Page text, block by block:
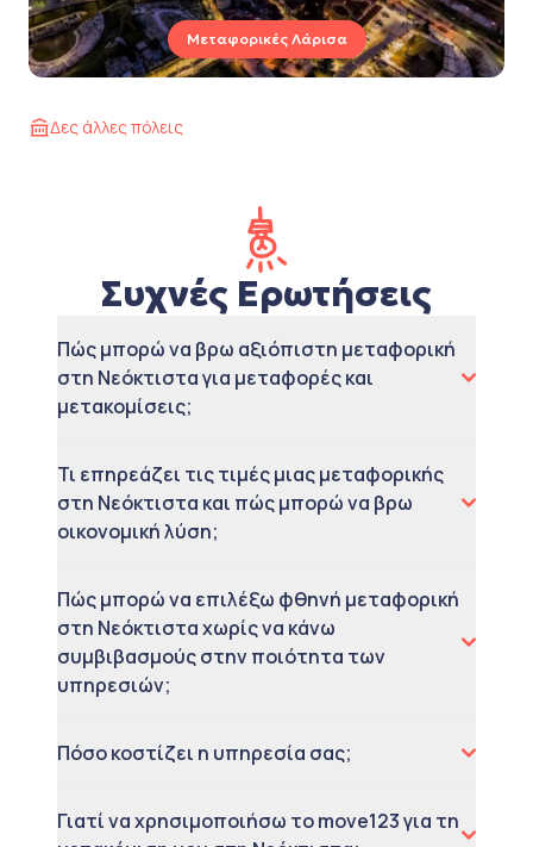
Μεταφορικές Λάρισα
Δες άλλες πόλεις
Συχνές Ερωτήσεις
Πώς μπορώ να βρω αξιόπιστη μεταφορική
στη Νεόκτιστα για μεταφορές και
μετακομίσεις;
Τι επηρεάζει τις τιμές μιας μεταφορικής
στη Νεόκτιστα και πώς μπορώ να βρω
οικονομική λύση;
Πώς μπορώ να επιλέξω φθηνή μεταφορική
στη Νεόκτιστα χωρίς να κάνω
συμβιβασμούς στην ποιότητα των
υπηρεσιών;
Πόσο κοστίζει η υπηρεσία σας;
Γιατί να χρησιμοποιήσω το move123 για τη